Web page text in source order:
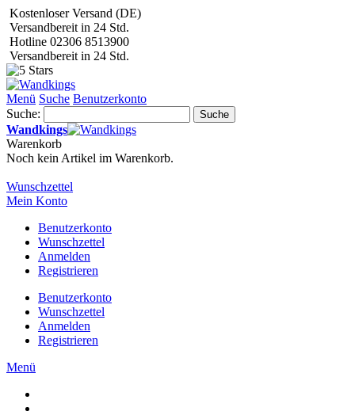
Kostenloser Versand (DE)
Versandbereit in 24 Std.
Hotline 02306 8513900
Versandbereit in 24 Std.
Menü Suche Benutzerkonto
Suche:
Suche
Wandkings
Warenkorb
Noch kein Artikel im Warenkorb.
Wunschzettel
Mein Konto
Benutzerkonto
Wunschzettel
Anmelden
Registrieren
Benutzerkonto
Wunschzettel
Anmelden
Registrieren
Menü